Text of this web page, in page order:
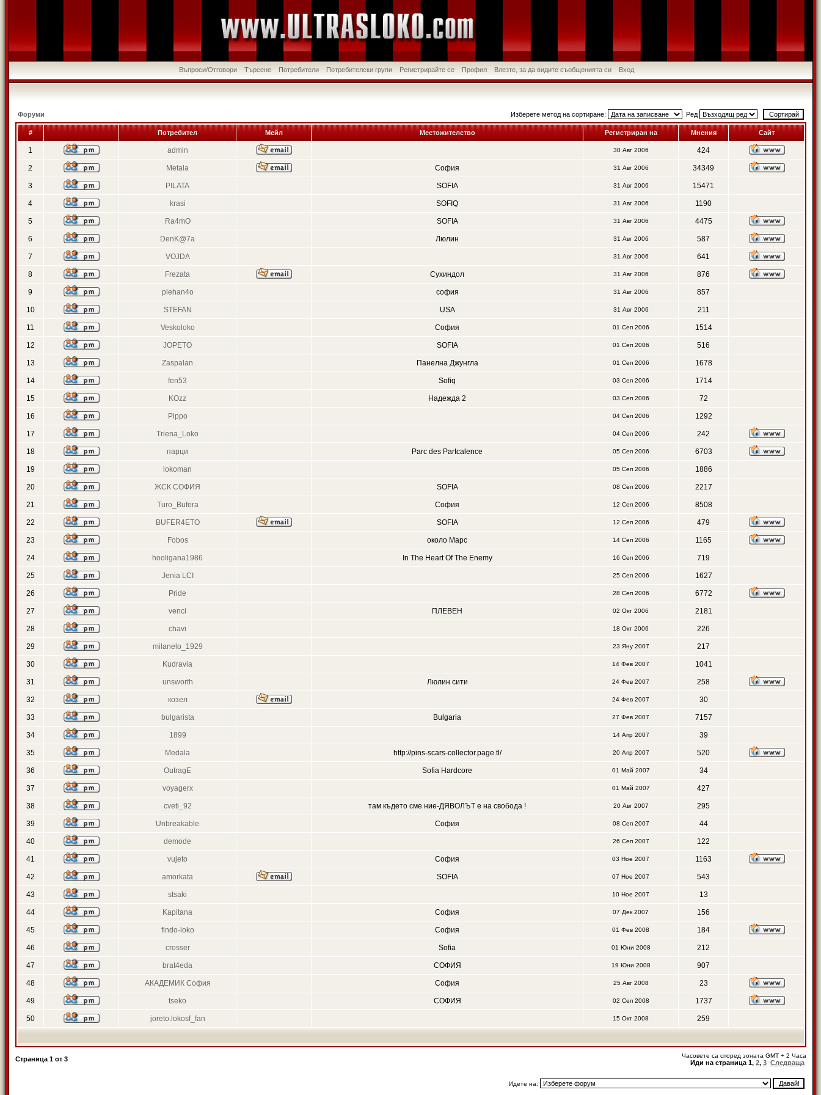
Въпроси/Отговори Търсене Потребители Потребителски групи Регистрирайте се Профил Влезте, за да видите съобщенията си Вход
Форуми Изберете метод на сортиране: Ред
# Потребител Мейл Местожителство Регистриран на Мнения Сайт
1 admin 30 Авг 2006 424
2 Metala София 31 Авг 2006 34349
3 PILATA SOFIA 31 Авг 2006 15471
4 krasi SOFIQ 31 Авг 2006 1190
5 Ra4mO SOFIA 31 Авг 2006 4475
6 DenK@7a Люлин 31 Авг 2006 587
7 VOJDA 31 Авг 2006 641
8 Frezata Сухиндол 31 Авг 2006 876
9 plehan4o софия 31 Авг 2006 857
10 STEFAN USA 31 Авг 2006 211
11 Veskoloko София 01 Сеп 2006 1514
12 JOPETO SOFIA 01 Сеп 2006 516
13 Zaspalan Панелна Джунгла 01 Сеп 2006 1678
14 fen53 Sofiq 03 Сеп 2006 1714
15 KOzz Надежда 2 03 Сеп 2006 72
16 Pippo 04 Сеп 2006 1292
17 Triena_Loko 04 Сеп 2006 242
18 парци Parc des Partcalence 05 Сеп 2006 6703
19 lokoman 05 Сеп 2006 1886
20 ЖСК СОФИЯ SOFIA 08 Сеп 2006 2217
21 Turo_Bufera София 12 Сеп 2006 8508
22 BUFER4ETO SOFIA 12 Сеп 2006 479
23 Fobos около Марс 14 Сеп 2006 1165
24 hooligana1986 In The Heart Of The Enemy 16 Сеп 2006 719
25 Jenia LCI 25 Сеп 2006 1627
26 Pride 28 Сеп 2006 6772
27 venci ПЛЕВЕН 02 Окт 2006 2181
28 chavi 18 Окт 2006 226
29 milanelo_1929 23 Яну 2007 217
30 Kudravia 14 Фев 2007 1041
31 unsworth Люлин сити 24 Фев 2007 258
32 козел 24 Фев 2007 30
33 bulgarista Bulgaria 27 Фев 2007 7157
34 1899 14 Апр 2007 39
35 Medala http://pins-scars-collector.page.tl/ 20 Апр 2007 520
36 OutragE Sofia Hardcore 01 Май 2007 34
37 voyagerx 01 Май 2007 427
38 cveti_92 там където сме ние-ДЯВОЛЪТ е на свобода ! 20 Авг 2007 295
39 Unbreakable София 08 Сеп 2007 44
40 demode 26 Сеп 2007 122
41 vujeto София 03 Ное 2007 1163
42 amorkata SOFIA 07 Ное 2007 543
43 stsaki 10 Ное 2007 13
44 Kapitana София 07 Дек 2007 156
45 findo-loko София 01 Фев 2008 184
46 crosser Sofia 01 Юни 2008 212
47 brat4eda СОФИЯ 19 Юни 2008 907
48 АКАДЕМИК София София 25 Авг 2008 23
49 tseko СОФИЯ 02 Сеп 2008 1737
50 joreto.lokosf_fan 15 Окт 2008 259
Страница 1 от 3 Часовете са според зоната GMT + 2 Часа
Иди на страница 1, 2, 3 Следваща
Идете на: